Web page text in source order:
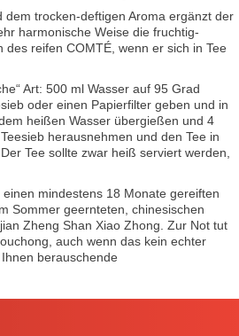
dem trocken-deftigen Aroma ergänzt der
harmonische Weise die fruchtig-
des reifen COMTÉ, wenn er sich in Tee
Art: 500 ml Wasser auf 95 Grad
oder einen Papierfilter geben und in
heißen Wasser übergießen und 4
herausnehmen und den Tee in
Tee sollte zwar heiß serviert werden,
mindestens 18 Monate gereiften
Sommer geernteten, chinesischen
Zheng Shan Xiao Zhong. Zur Not tut
auch wenn das kein echter
berauschende